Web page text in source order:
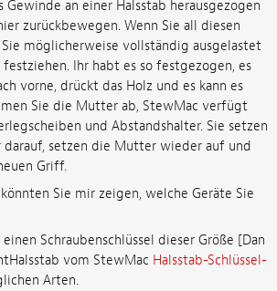
Gewinde an einer Halsstab herausgezogen
zurückbewegen. Wenn Sie all diesen
möglicherweise vollständig ausgelastet
Ihr habt es so festgezogen, es
vorne, drückt das Holz und es kann es
Sie die Mutter ab, StewMac verfügt
und Abstandshalter. Sie setzen
darauf, setzen die Mutter wieder auf und
Griff.
könnten Sie mir zeigen, welche Geräte Sie
Schraubenschlüssel dieser Größe [Dan
vom StewMac Halsstab-Schlüssel-
Arten.